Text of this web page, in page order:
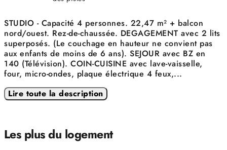
STUDIO - Capacité 4 personnes. 22,47 m² + balcon
nord/ouest. Rez-de-chaussée. DEGAGEMENT avec 2 lits
superposés. (Le couchage en hauteur ne convient pas
aux enfants de moins de 6 ans). SEJOUR avec BZ en
140 (Télévision). COIN-CUISINE avec lave-vaisselle,
four, micro-ondes, plaque électrique 4 feux,...
Lire toute la description
Les plus du logement